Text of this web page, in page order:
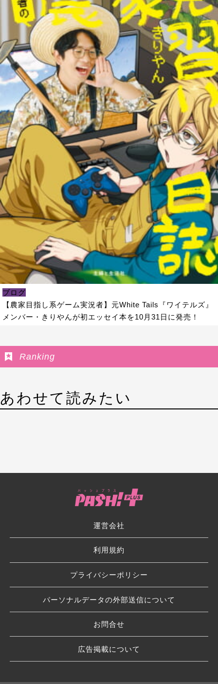
ブログ
【農家目指し系ゲーム実況者】元White Tails『ワイテルズ』
メンバー・きりやんが初エッセイ本を10月31日に発売！
Ranking
あわせて読みたい
運営会社
利用規約
プライバシーポリシー
パーソナルデータの外部送信について
お問合せ
広告掲載について